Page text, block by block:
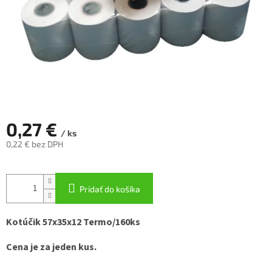
0,27 € / ks
0,22 € bez DPH
cena:
Pridať do košíka
Kotúčik 57x35x12 Termo/160ks
Cena je za jeden kus.